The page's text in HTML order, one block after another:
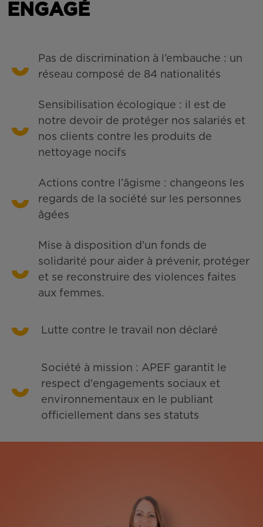
ENGAGÉ
Pas de discrimination à l’embauche : un
réseau composé de 84 nationalités
Sensibilisation écologique : il est de
notre devoir de protéger nos salariés et
nos clients contre les produits de
nettoyage nocifs
Actions contre l’âgisme : changeons les
regards de la société sur les personnes
âgées
Mise à disposition d’un fonds de
solidarité pour aider à prévenir, protéger
et se reconstruire des violences faites
aux femmes.
Lutte contre le travail non déclaré
Société à mission : APEF garantit le
respect d'engagements sociaux et
environnementaux en le publiant
officiellement dans ses statuts